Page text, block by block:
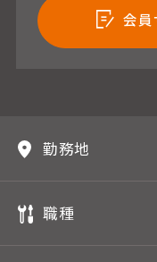
会員
勤務地
職種